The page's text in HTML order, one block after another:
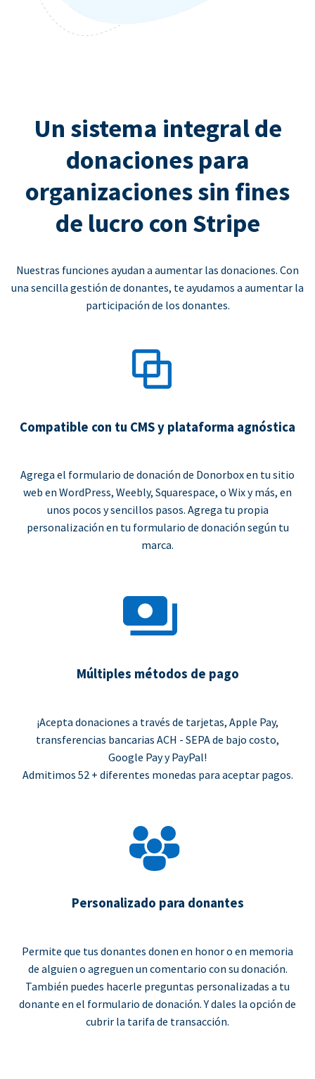
Un sistema integral de
donaciones para
organizaciones sin fines
de lucro con Stripe
Nuestras funciones ayudan a aumentar las donaciones. Con
una sencilla gestión de donantes, te ayudamos a aumentar la
participación de los donantes.
Compatible con tu CMS y plataforma agnóstica
Agrega el formulario de donación de Donorbox en tu sitio
web en WordPress, Weebly, Squarespace, o Wix y más, en
unos pocos y sencillos pasos. Agrega tu propia
personalización en tu formulario de donación según tu
marca.
Múltiples métodos de pago
¡Acepta donaciones a través de tarjetas, Apple Pay,
transferencias bancarias ACH - SEPA de bajo costo,
Google Pay y PayPal!
Admitimos 52 + diferentes monedas para aceptar pagos.
Personalizado para donantes
Permite que tus donantes donen en honor o en memoria
de alguien o agreguen un comentario con su donación.
También puedes hacerle preguntas personalizadas a tu
donante en el formulario de donación. Y dales la opción de
cubrir la tarifa de transacción.